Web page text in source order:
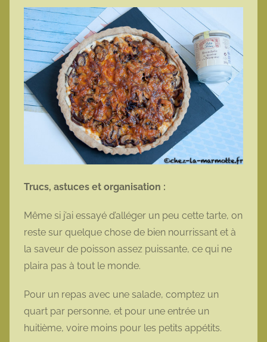
Trucs, astuces et organisation :
Même si j’ai essayé d’alléger un peu cette tarte, on
reste sur quelque chose de bien nourrissant et à
la saveur de poisson assez puissante, ce qui ne
plaira pas à tout le monde.
Pour un repas avec une salade, comptez un
quart par personne, et pour une entrée un
huitième, voire moins pour les petits appétits.